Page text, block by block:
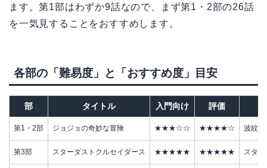
ます。第1部はわずか9話なので、まず第1・2部の26話
を一気見することをおすすめします。
各部の「難易度」と「おすすめ度」目安
部 タイトル 入門向け 評価
第1・2部 ジョジョの奇妙な冒険 ★★★☆☆ ★★★★☆ 波紋バ
第3部 スターダストクルセイダース ★★★★★ ★★★★★ スタ